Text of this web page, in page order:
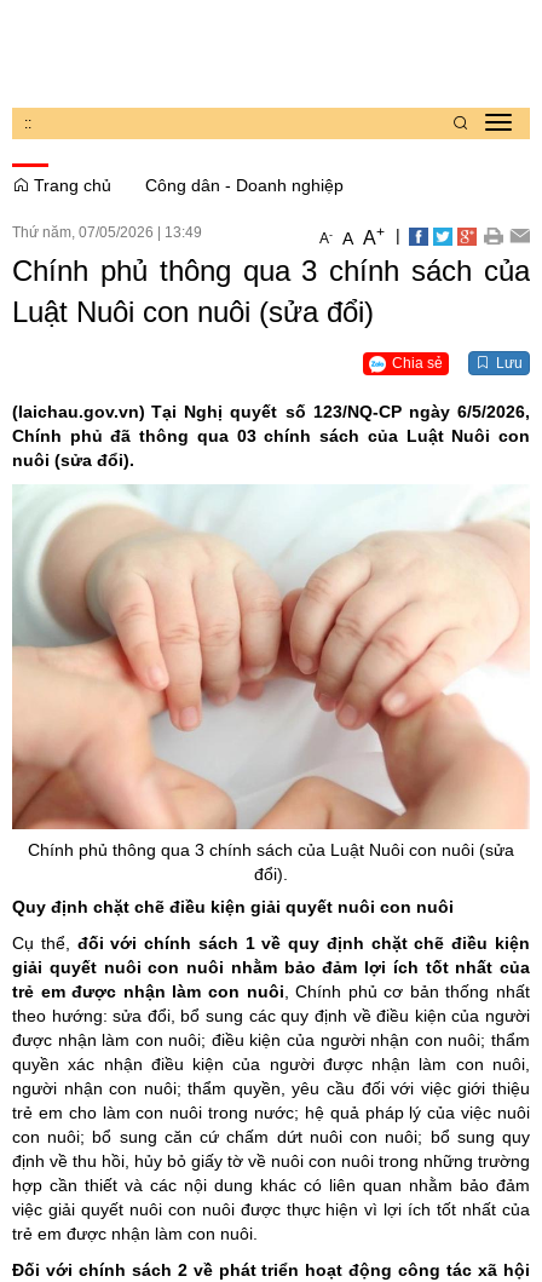
::
Trang chủ
Công dân - Doanh nghiệp
Thứ năm, 07/05/2026 13:49 A- A A+ |
Chính phủ thông qua 3 chính sách của
Luật Nuôi con nuôi (sửa đổi)
Chia sẻ Lưu
(laichau.gov.vn) Tại Nghị quyết số 123/NQ-CP ngày 6/5/2026,
Chính phủ đã thông qua 03 chính sách của Luật Nuôi con
nuôi (sửa đổi).
Chính phủ thông qua 3 chính sách của Luật Nuôi con nuôi (sửa
đổi).
Quy định chặt chẽ điều kiện giải quyết nuôi con nuôi
Cụ thể, đối với chính sách 1 về quy định chặt chẽ điều kiện
giải quyết nuôi con nuôi nhằm bảo đảm lợi ích tốt nhất của
trẻ em được nhận làm con nuôi, Chính phủ cơ bản thống nhất
theo hướng: sửa đổi, bổ sung các quy định về điều kiện của người
được nhận làm con nuôi; điều kiện của người nhận con nuôi; thẩm
quyền xác nhận điều kiện của người được nhận làm con nuôi,
người nhận con nuôi; thẩm quyền, yêu cầu đối với việc giới thiệu
trẻ em cho làm con nuôi trong nước; hệ quả pháp lý của việc nuôi
con nuôi; bổ sung căn cứ chấm dứt nuôi con nuôi; bổ sung quy
định về thu hồi, hủy bỏ giấy tờ về nuôi con nuôi trong những trường
hợp cần thiết và các nội dung khác có liên quan nhằm bảo đảm
việc giải quyết nuôi con nuôi được thực hiện vì lợi ích tốt nhất của
trẻ em được nhận làm con nuôi.
Đối với chính sách 2 về phát triển hoạt động công tác xã hội